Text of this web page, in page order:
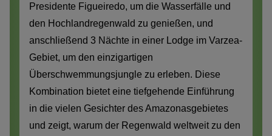
Presidente Figueiredo, um die Wasserfälle und
den Hochlandregenwald zu genießen, und
anschließend 3 Nächte in einer Lodge im Varzea-
Gebiet, um den einzigartigen
Überschwemmungsjungle zu erleben. Diese
Kombination bietet eine tiefgehende Einführung
in die vielen Gesichter des Amazonasgebietes
und zeigt, warum der Regenwald weltweit zu den